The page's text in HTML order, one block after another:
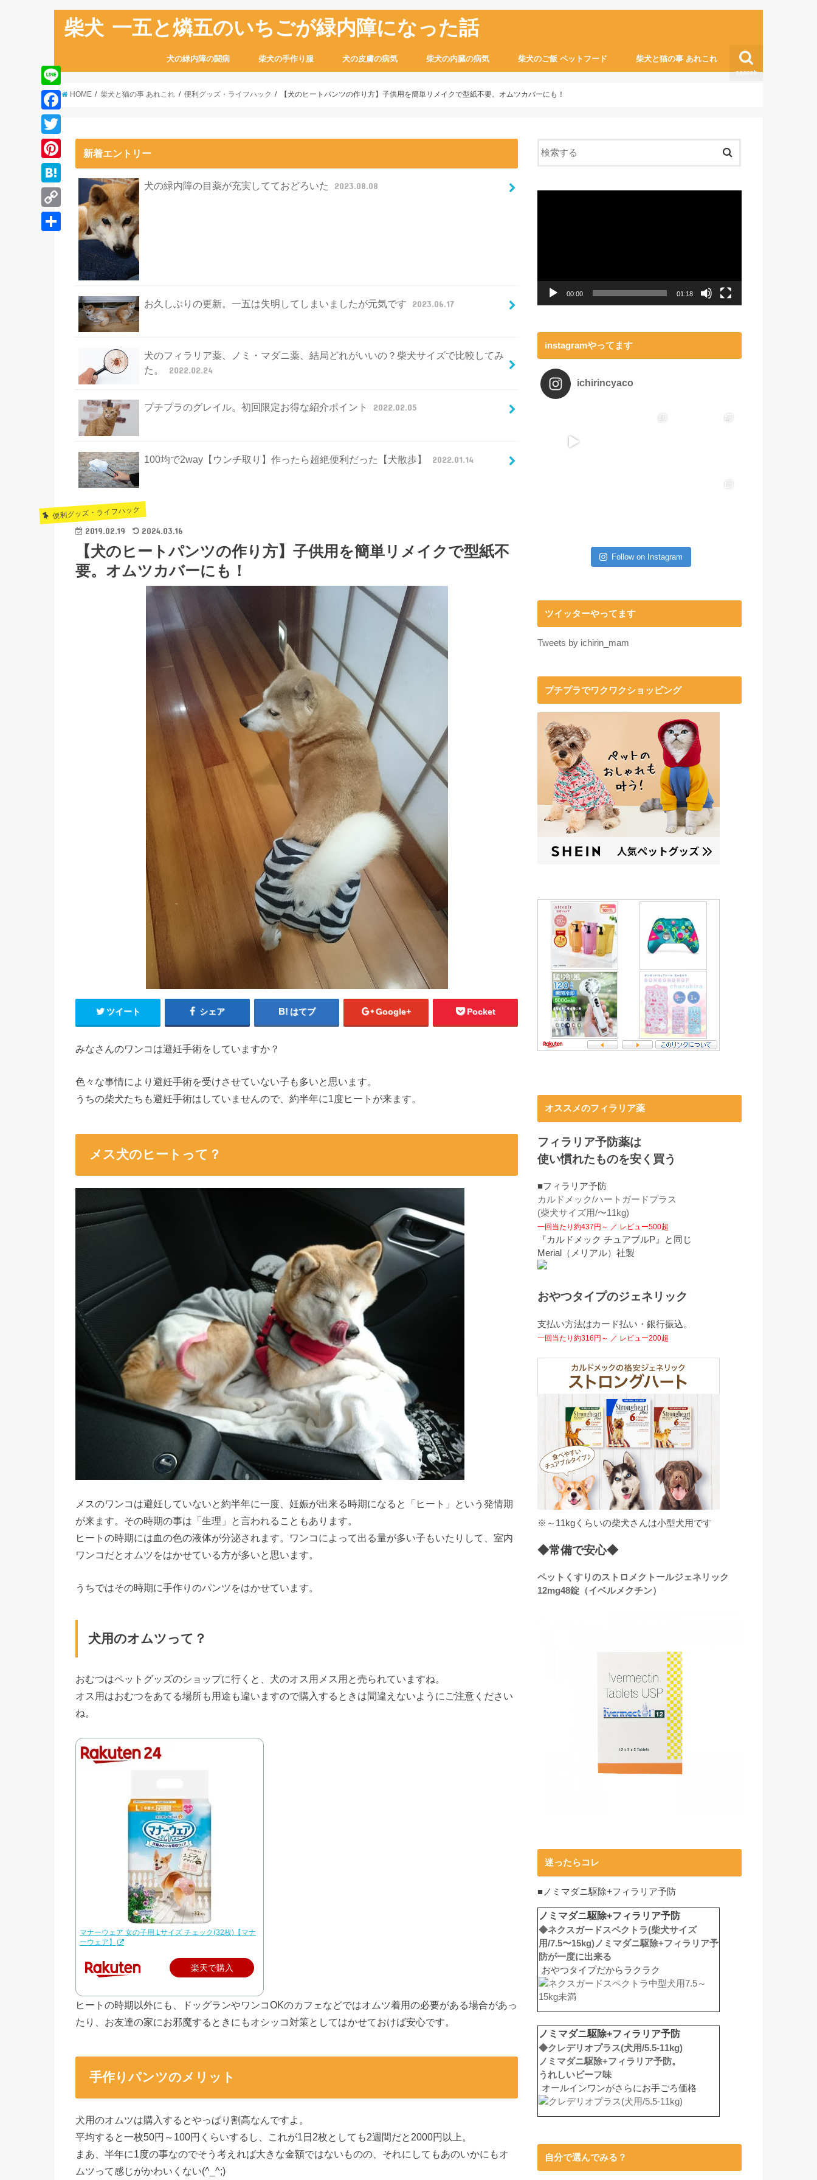
柴犬 一五と燐五のいちごが緑内障になった話
search
犬の緑内障の闘病 柴犬の手作り服 犬の皮膚の病気 柴犬の内臓の病気 柴犬のご飯 ペットフード 柴犬と猫の事 あれこれ
HOME 柴犬と猫の事 あれこれ 便利グッズ・ライフハック 【犬のヒートパンツの作り方】子供用を簡単リメイクで型紙不要。オムツカバーにも！
新着エントリー
犬の緑内障の目薬が充実してておどろいた 2023.08.08
お久しぶりの更新。一五は失明してしまいましたが元気です 2023.06.17
犬のフィラリア薬、ノミ・マダニ薬、結局どれがいいの？柴犬サイズで比較してみ
た。
2022.02.24
プチプラのグレイル。初回限定お得な紹介ポイント 2022.02.05
100均で2way【ウンチ取り】作ったら超絶便利だった【犬散歩】 2022.01.14
便利グッズ・ライフハック
2019.02.19 2024.03.16
【犬のヒートパンツの作り方】子供用を簡単リメイクで型紙不
要。オムツカバーにも！
ツイート シェア はてブ Google+ Pocket
みなさんのワンコは避妊手術をしていますか？
色々な事情により避妊手術を受けさせていない子も多いと思います。
うちの柴犬たちも避妊手術はしていませんので、約半年に1度ヒートが来ます。
メス犬のヒートって？
メスのワンコは避妊していないと約半年に一度、妊娠が出来る時期になると「ヒート」という発情期
が来ます。その時期の事は「生理」と言われることもあります。
ヒートの時期には血の色の液体が分泌されます。ワンコによって出る量が多い子もいたりして、室内
ワンコだとオムツをはかせている方が多いと思います。
うちではその時期に手作りのパンツをはかせています。
犬用のオムツって？
おむつはペットグッズのショップに行くと、犬のオス用メス用と売られていますね。
オス用はおむつをあてる場所も用途も違いますので購入するときは間違えないようにご注意ください
ね。
マナーウェア 女の子用 Lサイズ チェック(32枚)【マナ
ーウェア】
楽天で購入
ヒートの時期以外にも、ドッグランやワンコOKのカフェなどではオムツ着用の必要がある場合があっ
たり、お友達の家にお邪魔するときにもオシッコ対策としてはかせておけば安心です。
手作りパンツのメリット
犬用のオムツは購入するとやっぱり割高なんですよ。
平均すると一枚50円～100円くらいするし、これが1日2枚としても2週間だと2000円以上。
まあ、半年に1度の事なのでそう考えれば大きな金額ではないものの、それにしてもあのいかにもオ
ムツって感じがかわいくない(^_^;)
L
i
n
e
F
a
c
e
b
o
T
w
i
P
i
n
H
a
t
C
00:00 01:18
instagramやってます
ichirincyaco
Follow on Instagram
ツイッターやってます
Tweets by ichirin_mam
プチプラでワクワクショッピング
オススメのフィラリア薬
フィラリア予防薬は
使い慣れたものを安く買う
■フィラリア予防
カルドメック/ハートガードプラス
(柴犬サイズ用/〜11kg)
一回当たり約437円～ ／ レビュー500超
『カルドメック チュアブルP』と同じ
Merial（メリアル）社製
おやつタイプのジェネリック
支払い方法はカード払い・銀行振込。
一回当たり約316円～ ／ レビュー200超
※～11kgくらいの柴犬さんは小型犬用です
◆常備で安心◆
ペットくすりのストロメクトールジェネリック
12mg48錠（イベルメクチン）
迷ったらコレ
■ノミマダニ駆除+フィラリア予防
ノミマダニ駆除+フィラリア予防
◆ネクスガードスペクトラ(柴犬サイズ
用/7.5〜15kg)ノミマダニ駆除+フィラリア予
防が一度に出来る
おやつタイプだからラクラク
ノミマダニ駆除+フィラリア予防
◆クレデリオプラス(犬用/5.5-11kg)
ノミマダニ駆除+フィラリア予防。
うれしいビーフ味
オールインワンがさらにお手ごろ価格
自分で選んでみる？